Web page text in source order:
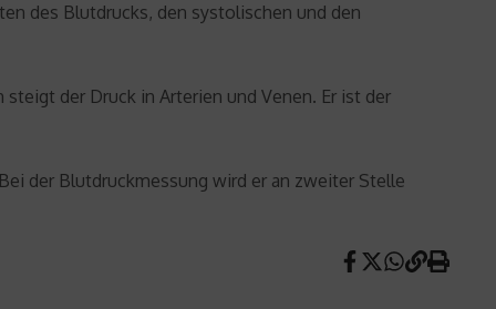
des Blutdrucks, den systolischen und den
der Druck in Arterien und Venen. Er ist der
der Blutdruckmessung wird er an zweiter Stelle